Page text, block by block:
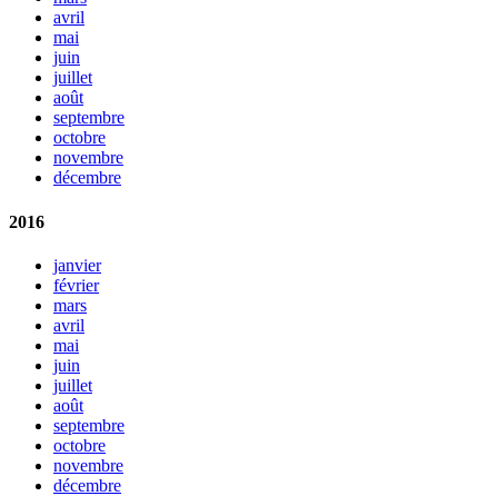
avril
mai
juin
juillet
août
septembre
octobre
novembre
décembre
2016
janvier
février
mars
avril
mai
juin
juillet
août
septembre
octobre
novembre
décembre